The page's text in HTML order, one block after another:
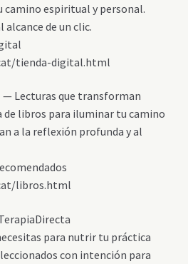
camino espiritual y personal.
alcance de un clic.
tienda-digital.html
Lecturas que transforman
de libros para iluminar tu camino
a la reflexión profunda y al
libros.html
para nutrir tu práctica
con intención para